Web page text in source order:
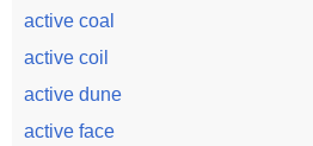
active coal
active coil
active dune
active face